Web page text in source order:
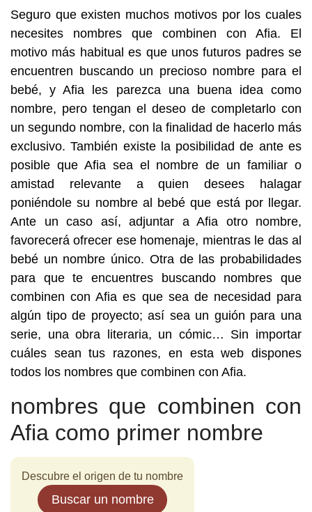
Seguro que existen muchos motivos por los cuales
necesites nombres que combinen con Afia. El
motivo más habitual es que unos futuros padres se
encuentren buscando un precioso nombre para el
bebé, y Afia les parezca una buena idea como
nombre, pero tengan el deseo de completarlo con
un segundo nombre, con la finalidad de hacerlo más
exclusivo. También existe la posibilidad de ante es
posible que Afia sea el nombre de un familiar o
amistad relevante a quien desees halagar
poniéndole su nombre al bebé que está por llegar.
Ante un caso así, adjuntar a Afia otro nombre,
favorecerá ofrecer ese homenaje, mientras le das al
bebé un nombre único. Otra de las probabilidades
para que te encuentres buscando nombres que
combinen con Afia es que sea de necesidad para
algún tipo de proyecto; así sea un guión para una
serie, una obra literaria, un cómic… Sin importar
cuáles sean tus razones, en esta web dispones
todos los nombres que combinen con Afia.
nombres que combinen con
Afia como primer nombre
Descubre el origen de tu nombre
Buscar un nombre